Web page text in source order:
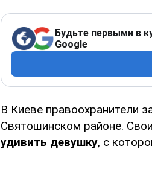
Будьте первыми в
Google
В Киеве правоохранители
Святошинском районе.
удивить девушку, с